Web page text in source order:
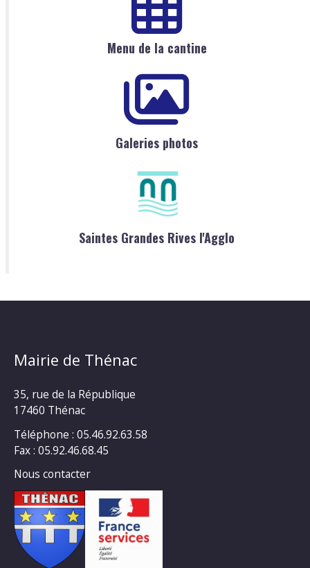
Menu de la cantine
Galeries photos
Saintes Grandes Rives l'Agglo
Mairie de Thénac
35, rue de la République
17460 Thénac
Téléphone : 05.46.92.63.58
Fax : 05.92.46.68.45
Nous contacter